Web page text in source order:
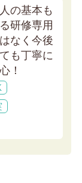
の基本も
研修専用
なく今後
も丁寧に
！